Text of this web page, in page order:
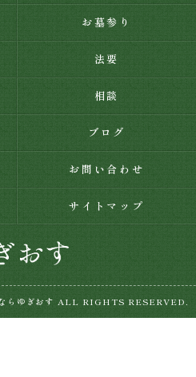
お墓参り
法要
相談
ブログ
お問い合わせ
サイトマップ
らゆぎおす ALL RIGHTS RESERVED.